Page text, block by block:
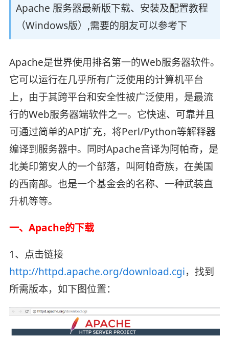
Apache 服务器最新版下载、安装及配置教程
（Windows版）,需要的朋友可以参考下
Apache是世界使用排名第一的Web服务器软件。
它可以运行在几乎所有广泛使用的计算机平台
上，由于其跨平台和安全性被广泛使用，是最流
行的Web服务器端软件之一。它快速、可靠并且
可通过简单的API扩充，将Perl/Python等解释器
编译到服务器中。同时Apache音译为阿帕奇，是
北美印第安人的一个部落，叫阿帕奇族，在美国
的西南部。也是一个基金会的名称、一种武装直
升机等等。
一、Apache的下载
1、点击链接
http://httpd.apache.org/download.cgi，找到
所需版本，如下图位置：